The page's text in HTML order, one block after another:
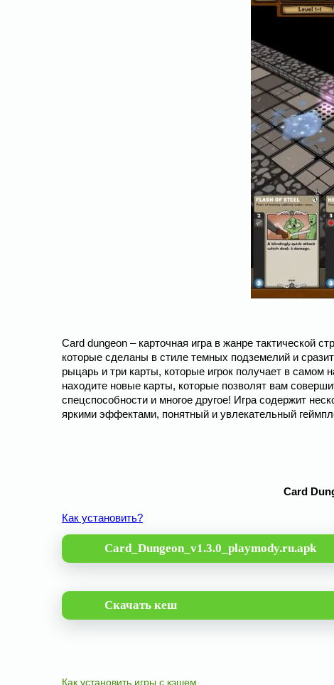
Card dungeon – карточная игра в жанре тактической
которые сделаны в стиле темных подземелий и
рыцарь и три карты, которые игрок получает в
находите новые карты, которые позволят вам
спецспособности и многое другое! Игра содержит
яркими эффектами, понятный и увлекательный
Card
Как установить?
Card_Dungeon_v1.3.0_playmody.ru.apk
Скачать кеш
Как установить игры с кэшем